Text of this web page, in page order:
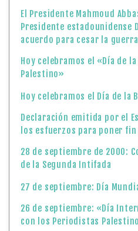
El Presidente Mahmoud
Presidente estadounidense
acuerdo para cesar la
Hoy celebramos el «Día de
Palestino»
Hoy celebramos el Día de la
Declaración emitida por el
los esfuerzos para poner fin
28 de septiembre de 2000:
de la Segunda Intifada
27 de septiembre: Día
26 de septiembre: «Día
con los Periodistas